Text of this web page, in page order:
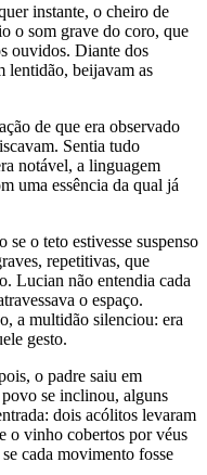
instante, o cheiro de
o som grave do coro, que
ouvidos. Diante dos
lentidão, beijavam as
de que era observado
Sentia tudo
notável, a linguagem
uma essência da qual já
o teto estivesse suspenso
repetitivas, que
Lucian não entendia cada
o espaço.
a multidão silenciou: era
gesto.
o padre saiu em
se inclinou, alguns
dois acólitos levaram
o vinho cobertos por véus
cada movimento fosse